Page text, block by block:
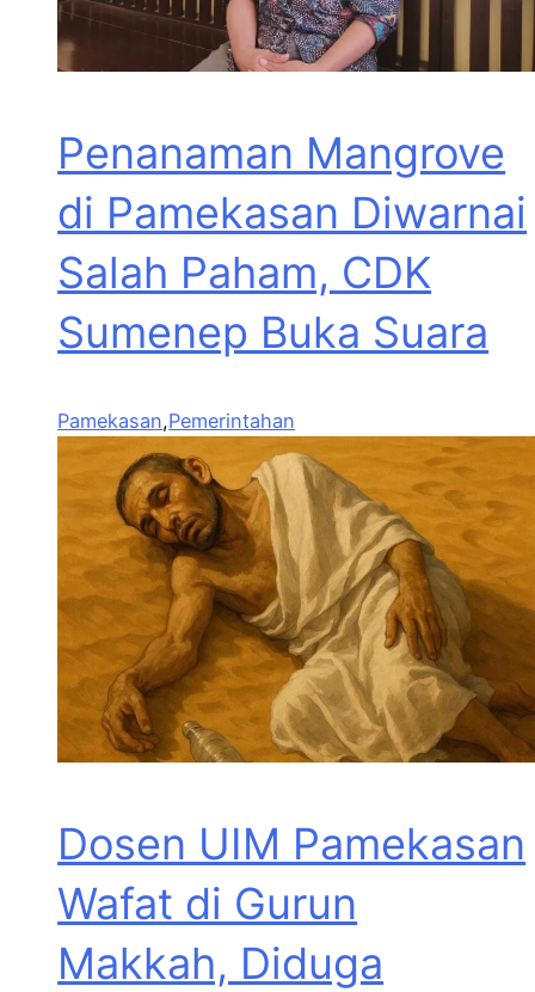
Penanaman Mangrove
di Pamekasan Diwarnai
Salah Paham, CDK
Sumenep Buka Suara
Pamekasan,Pemerintahan
Dosen UIM Pamekasan
Wafat di Gurun
Makkah, Diduga